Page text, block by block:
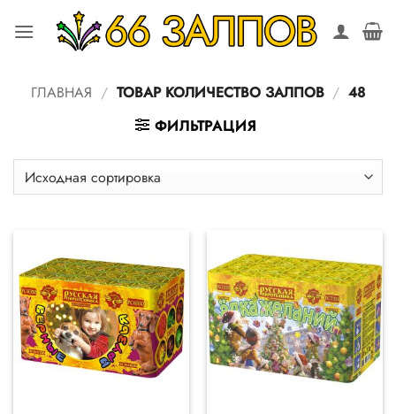
ГЛАВНАЯ / ТОВАР КОЛИЧЕСТВО ЗАЛПОВ / 48
ФИЛЬТРАЦИЯ